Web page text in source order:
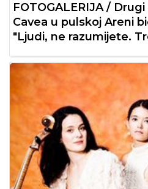
FOTOGALERIJA /
Cavea u pulskoj Areni
"Ljudi, ne razumijete.